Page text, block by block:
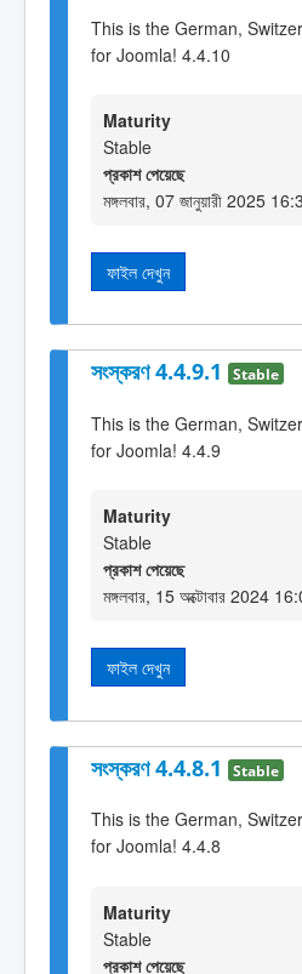
This is the German,
for Joomla! 4.4.10
Maturity
Stable
প্রকাশ পেয়েছে
মঙ্গলবার, 07 জানুয়ারী 2025
ফাইল দেখুন
সংস্করণ 4.4.9.1 Stable
This is the German,
for Joomla! 4.4.9
Maturity
Stable
প্রকাশ পেয়েছে
মঙ্গলবার, 15 অক্টোবার 2024
ফাইল দেখুন
সংস্করণ 4.4.8.1 Stable
This is the German,
for Joomla! 4.4.8
Maturity
Stable
প্রকাশ পেয়েছে